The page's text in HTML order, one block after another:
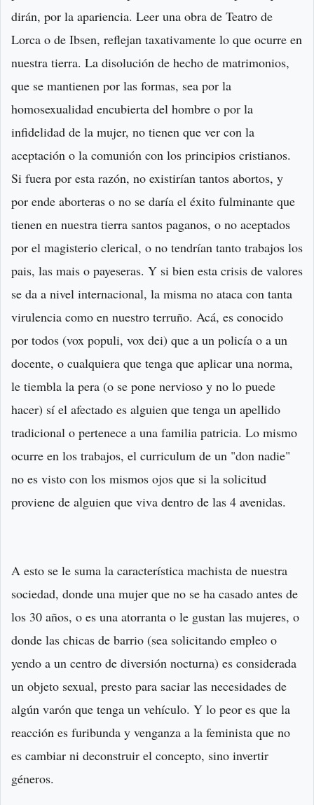
dirán, por la apariencia. Leer una obra de Teatro de
Lorca o de Ibsen, reflejan taxativamente lo que ocurre en
nuestra tierra. La disolución de hecho de matrimonios,
que se mantienen por las formas, sea por la
homosexualidad encubierta del hombre o por la
infidelidad de la mujer, no tienen que ver con la
aceptación o la comunión con los principios cristianos.
Si fuera por esta razón, no existirían tantos abortos, y
por ende aborteras o no se daría el éxito fulminante que
tienen en nuestra tierra santos paganos, o no aceptados
por el magisterio clerical, o no tendrían tanto trabajos los
pais, las mais o payeseras. Y si bien esta crisis de valores
se da a nivel internacional, la misma no ataca con tanta
virulencia como en nuestro terruño. Acá, es conocido
por todos (vox populi, vox dei) que a un policía o a un
docente, o cualquiera que tenga que aplicar una norma,
le tiembla la pera (o se pone nervioso y no lo puede
hacer) sí el afectado es alguien que tenga un apellido
tradicional o pertenece a una familia patricia. Lo mismo
ocurre en los trabajos, el curriculum de un "don nadie"
no es visto con los mismos ojos que si la solicitud
proviene de alguien que viva dentro de las 4 avenidas.
A esto se le suma la característica machista de nuestra
sociedad, donde una mujer que no se ha casado antes de
los 30 años, o es una atorranta o le gustan las mujeres, o
donde las chicas de barrio (sea solicitando empleo o
yendo a un centro de diversión nocturna) es considerada
un objeto sexual, presto para saciar las necesidades de
algún varón que tenga un vehículo. Y lo peor es que la
reacción es furibunda y venganza a la feminista que no
es cambiar ni deconstruir el concepto, sino invertir
géneros.